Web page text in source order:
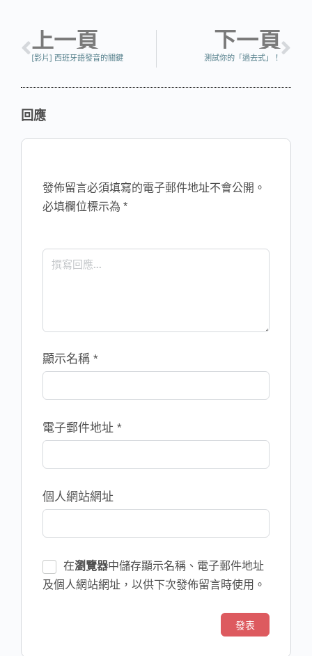
上一頁
[影片] 西班牙語發音的關鍵
下一頁
測試你的「過去式」！
回應
發佈留言必須填寫的電子郵件地址不會公開。
必填欄位標示為 *
顯示名稱 *
電子郵件地址 *
個人網站網址
在瀏覽器中儲存顯示名稱、電子郵件地址
及個人網站網址，以供下次發佈留言時使用。